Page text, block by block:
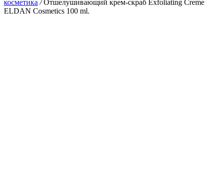
косметика /Отшелушивающий крем-скраб Exfoliating Creme
ELDAN Cosmetics 100 ml.